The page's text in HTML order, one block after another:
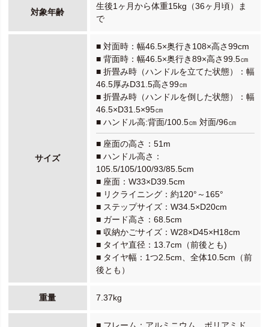
対象年齢
生後1ヶ月から体重15kg（36ヶ月頃）ま
で
サイズ
■ 対面時：幅46.5×奥行き108×高さ99cm
■ 背面時：幅46.5×奥行き89×高さ99.5㎝
■ 折畳み時（ハンドルを立てた状態）：幅
46.5厚みD31.5高さ99㎝
■ 折畳み時（ハンドルを倒した状態）：幅
46.5×D31.5×95㎝
■ ハンドル高:背面/100.5㎝ 対面/96㎝
■ 座面の高さ：51m
■ ハンドル高さ：
105.5/105/100/93/85.5cm
■ 座面：W33×D39.5cm
■ リクライニング：約120°～165°
■ ステップサイズ：W34.5×D20cm
■ ガード高さ：68.5cm
■ 収納かごサイズ：W28×D45×H18cm
■ タイヤ直径：13.7cm（前後とも)
■ タイヤ幅：1つ2.5cm、全体10.5cm（前
後とも）
重量 7.37kg
■ フレーム：アルミニウム、ポリアミド、